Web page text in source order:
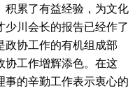
积累了有益经验，为文化
川会长的报告已经作了
政协工作的有机组成部
协工作增辉添色。在这
事的辛勤工作表示衷心的